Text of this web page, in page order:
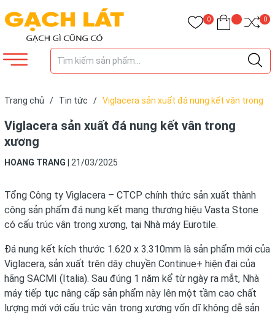
0 0
Trang chủ / Tin tức / Viglacera sản xuất đá nung kết vân trong
Viglacera sản xuất đá nung kết vân trong
xương
HOANG TRANG 21/03/2025
Tổng Công ty Viglacera – CTCP chính thức sản xuất thành
công sản phẩm đá nung kết mang thương hiệu Vasta Stone
có cấu trúc vân trong xương, tại Nhà máy Eurotile.
Đá nung kết kích thước 1.620 x 3.310mm là sản phẩm mới của
Viglacera, sản xuất trên dây chuyền Continue+ hiện đại của
hãng SACMI (Italia). Sau đúng 1 năm kể từ ngày ra mắt, Nhà
máy tiếp tục nâng cấp sản phẩm này lên một tầm cao chất
lượng mới với cấu trúc vân trong xương vốn dĩ không dễ sản